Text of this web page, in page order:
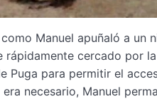
Manuel apuñaló a un
cercado por
Puga para permitir el
necesario, Manuel